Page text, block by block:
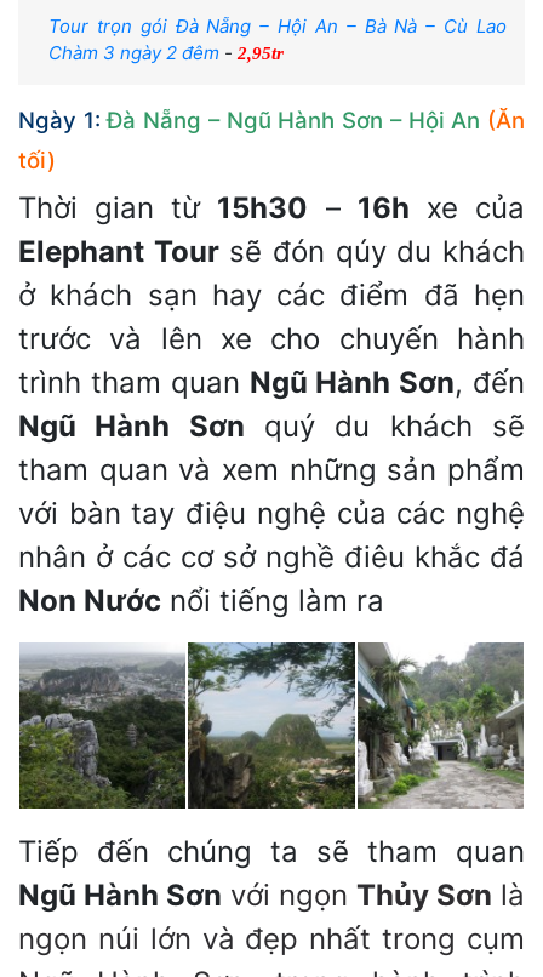
Tour trọn gói Đà Nẵng – Hội An – Bà Nà – Cù Lao
Chàm 3 ngày 2 đêm - 2,95tr
Ngày 1:Đà Nẵng – Ngũ Hành Sơn – Hội An (Ăn
tối)
Thời gian từ 15h30 – 16h xe của
Elephant Toursẽ đón qúy du khách
ở khách sạn hay các điểm đã hẹn
trước và lên xe cho chuyến hành
trình tham quan Ngũ Hành Sơn, đến
Ngũ Hành Sơn quý du khách sẽ
tham quan và xem những sản phẩm
với bàn tay điệu nghệ của các nghệ
nhân ở các cơ sở nghề điêu khắc đá
Non Nước nổi tiếng làm ra
Tiếp đến chúng ta sẽ tham quan
Ngũ Hành Sơn với ngọn Thủy Sơn là
ngọn núi lớn và đẹp nhất trong cụm